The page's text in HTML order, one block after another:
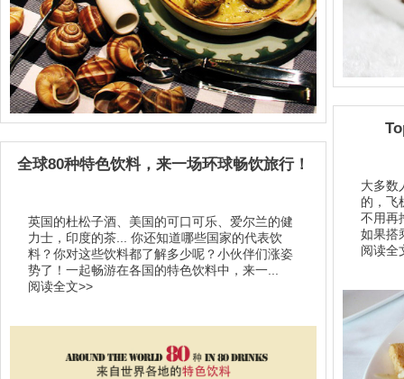
大多数
的，飞
不用再
如果搭
阅读全
全球80种特色饮料，来一场环球畅饮旅行！
英国的杜松子酒、美国的可口可乐、爱尔兰的健
力士，印度的茶... 你还知道哪些国家的代表饮
料？你对这些饮料都了解多少呢？小伙伴们涨姿
势了！一起畅游在各国的特色饮料中，来一...
阅读全文>>